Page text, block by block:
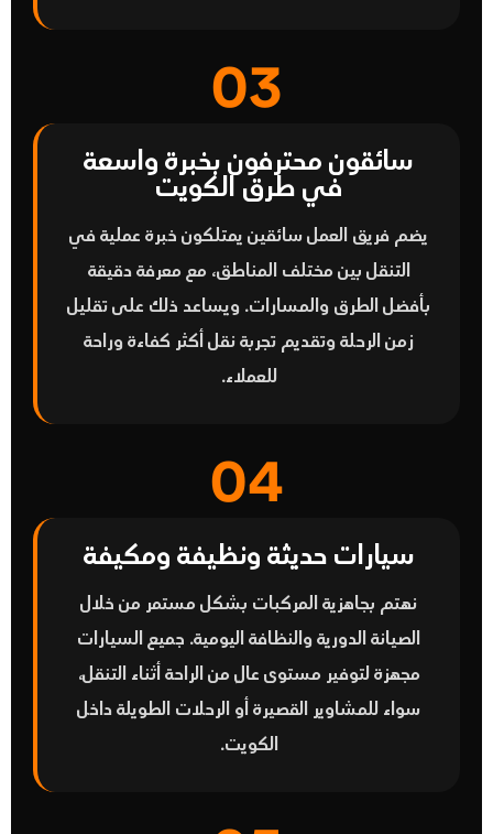
03
سائقون محترفون بخبرة واسعة
في طرق الكويت
يضم فريق العمل سائقين يمتلكون خبرة عملية في
التنقل بين مختلف المناطق، مع معرفة دقيقة
بأفضل الطرق والمسارات. ويساعد ذلك على تقليل
زمن الرحلة وتقديم تجربة نقل أكثر كفاءة وراحة
للعملاء.
04
سيارات حديثة ونظيفة ومكيفة
نهتم بجاهزية المركبات بشكل مستمر من خلال
الصيانة الدورية والنظافة اليومية. جميع السيارات
مجهزة لتوفير مستوى عالٍ من الراحة أثناء التنقل،
سواء للمشاوير القصيرة أو الرحلات الطويلة داخل
الكويت.